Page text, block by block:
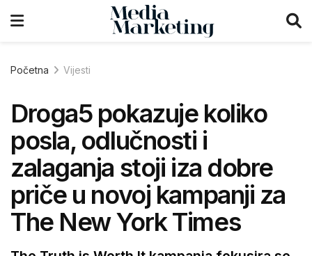
Početna Vijesti
Droga5 pokazuje koliko
posla, odlučnosti i
zalaganja stoji iza dobre
priče u novoj kampanji za
The New York Times